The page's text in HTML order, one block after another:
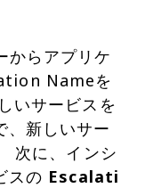
からアプリケ
Nameを
いサービスを
、新しいサー
次に、インシ
スの Escalati